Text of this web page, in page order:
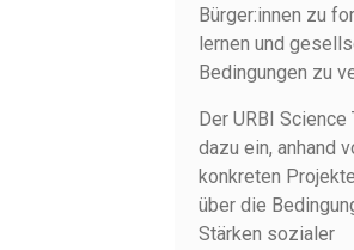
Bürger:innen zu
lernen und
Bedingungen zu
Der URBI Science
dazu ein, anhand
konkreten
über die
Stärken sozialer